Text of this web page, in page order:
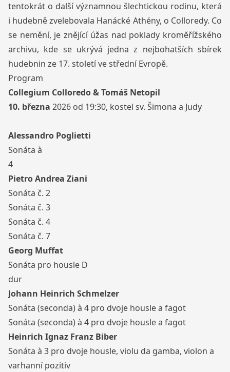
tentokrát o další významnou šlechtickou rodinu, která
i hudebně zvelebovala Hanácké Athény, o Colloredy. Co
se nemění, je znějící úžas nad poklady kroměřížského
archivu, kde se ukrývá jedna z nejbohatších sbírek
hudebnin ze 17. století ve střední Evropě.
Program
Collegium Colloredo & Tomáš Netopil
10. března 2026 od 19:30, kostel sv. Šimona a Judy
Alessandro Poglietti
Sonáta à
4
Pietro Andrea Ziani
Sonáta č. 2
Sonáta č. 3
Sonáta č. 4
Sonáta č. 7
Georg Muffat
Sonáta pro housle D
dur
Johann Heinrich Schmelzer
Sonáta (seconda) à 4 pro dvoje housle a fagot
Sonáta (seconda) à 4 pro dvoje housle a fagot
Heinrich Ignaz Franz Biber
Sonáta à 3 pro dvoje housle, violu da gamba, violon a
varhanní pozitiv